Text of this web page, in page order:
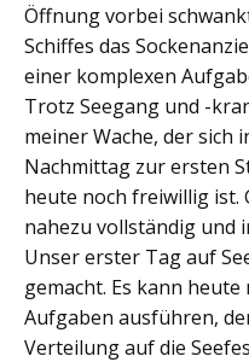
Öffnung vorbei
Schiffes das
einer komplexen
Trotz Seegang und -
meiner Wache, der sich
Nachmittag zur ersten
heute noch freiwillig ist.
nahezu vollständig und
Unser erster Tag auf
gemacht. Es kann
Aufgaben ausführen,
Verteilung auf die